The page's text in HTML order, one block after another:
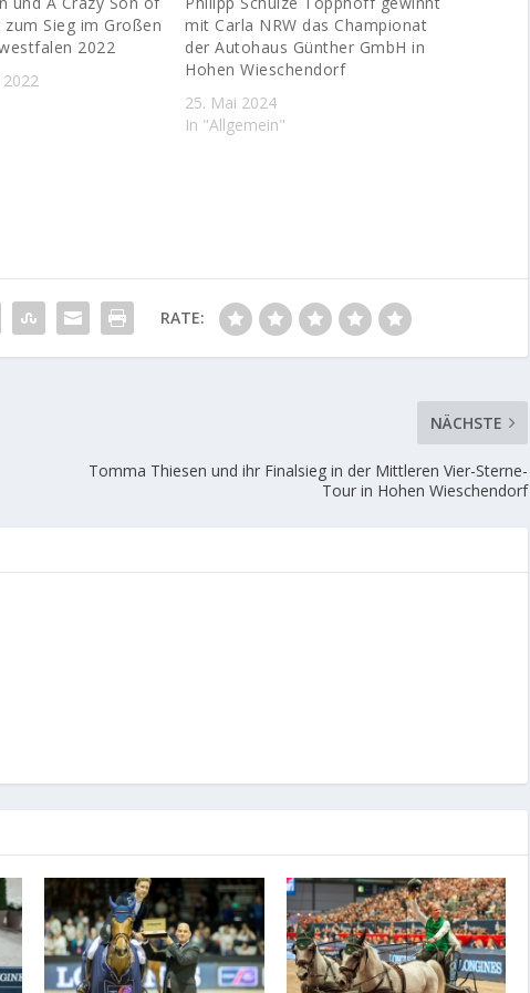
Sieg im Großen
2022
mit Carla NRW das Championat
der Autohaus Günther GmbH in
Hohen Wieschendorf
25. Mai 2024
In "Allgemein"
RATE:
NÄCHSTE
Tomma Thiesen und ihr Finalsieg in der Mittleren Vier-Sterne-
Tour in Hohen Wieschendorf